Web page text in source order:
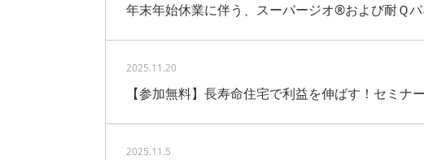
年末年始休業に伴う、スーパージオ®および耐Ｑ
2025.11.20
【参加無料】長寿命住宅で利益を伸ばす！セミナ
2025.11.5